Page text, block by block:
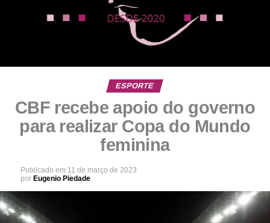
ESPORTE
CBF recebe apoio do governo
para realizar Copa do Mundo
feminina
Publicado em 11 de março de 2023
por Eugenio Piedade